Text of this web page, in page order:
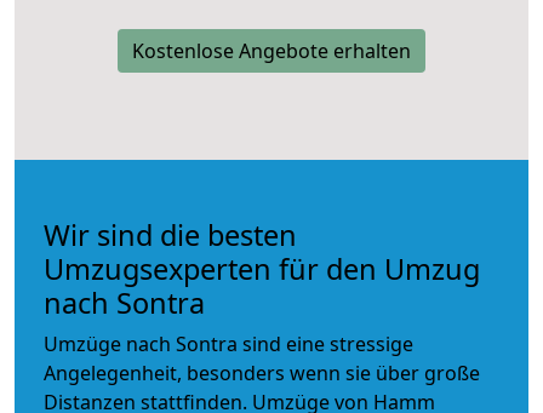
Kostenlose Angebote erhalten
Wir sind die besten
Umzugsexperten für den Umzug
nach Sontra
Umzüge nach Sontra sind eine stressige
Angelegenheit, besonders wenn sie über große
Distanzen stattfinden. Umzüge von Hamm